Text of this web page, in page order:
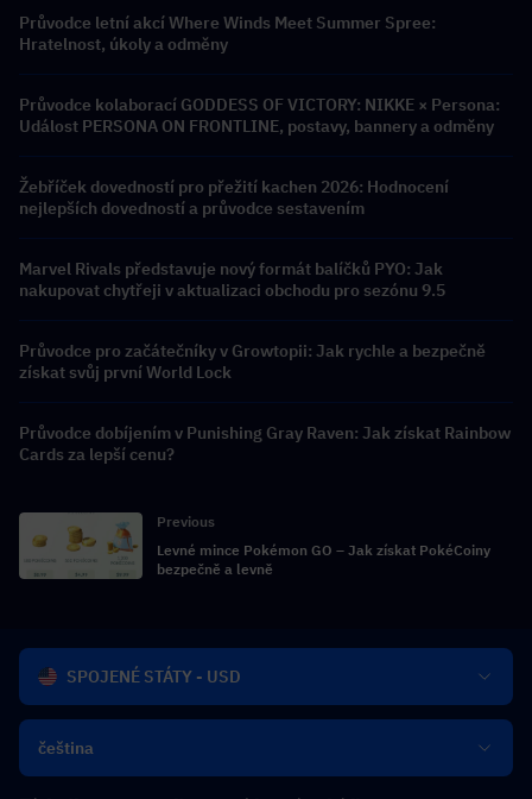
Průvodce letní akcí Where Winds Meet Summer Spree:
Hratelnost, úkoly a odměny
Průvodce kolaborací GODDESS OF VICTORY: NIKKE × Persona:
Událost PERSONA ON FRONTLINE, postavy, bannery a odměny
Žebříček dovedností pro přežití kachen 2026: Hodnocení
nejlepších dovedností a průvodce sestavením
Marvel Rivals představuje nový formát balíčků PYO: Jak
nakupovat chytřeji v aktualizaci obchodu pro sezónu 9.5
Průvodce pro začátečníky v Growtopii: Jak rychle a bezpečně
získat svůj první World Lock
Průvodce dobíjením v Punishing Gray Raven: Jak získat Rainbow
Cards za lepší cenu?
Previous
Levné mince Pokémon GO – Jak získat PokéCoiny
bezpečně a levně
SPOJENÉ STÁTY - USD
čeština